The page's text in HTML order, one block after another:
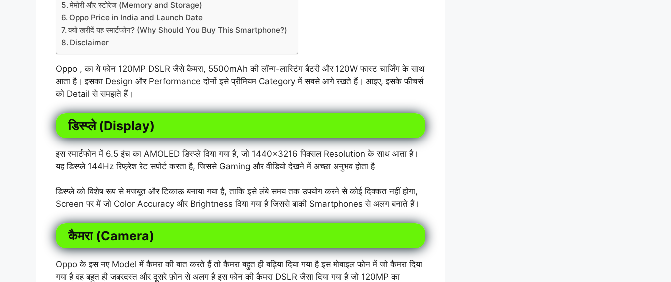
मेमोरी और स्टोरेज (Memory and Storage)
Oppo Price in India and Launch Date
क्यों खरीदें यह स्मार्टफोन? (Why Should You Buy This Smartphone?)
Disclaimer
Oppo , का ये फोन 120MP DSLR जैसे कैमरा, 5500mAh की लॉन्ग-लास्टिंग बैटरी और 120W फास्ट चार्जिंग के साथ
आता है। इसका Design और Performance दोनों इसे प्रीमियम Category में सबसे आगे रखते हैं। आइए, इसके फीचर्स
को Detail से समझते हैं।
डिस्प्ले (Display)
इस स्मार्टफोन में 6.5 इंच का AMOLED डिस्प्ले दिया गया है, जो 1440×3216 पिक्सल Resolution के साथ आता है।
यह डिस्प्ले 144Hz रिफ्रेश रेट सपोर्ट करता है, जिससे Gaming और वीडियो देखने में अच्छा अनुभव होता है
डिस्प्ले को विशेष रूप से मजबूत और टिकाऊ बनाया गया है, ताकि इसे लंबे समय तक उपयोग करने से कोई दिक्कत नहीं होगा,
Screen पर में जो Color Accuracy और Brightness दिया गया है जिससे बाकी Smartphones से अलग बनाते हैं।
कैमरा (Camera)
Oppo के इस नए Model में कैमरा की बात करते हैं तो कैमरा बहुत ही बढ़िया दिया गया है इस मोबाइल फोन में जो कैमरा दिया
गया है वह बहुत ही जबरदस्त और दूसरे फ़ोन से अलग है इस फोन की कैमरा DSLR जैसा दिया गया है जो 120MP का